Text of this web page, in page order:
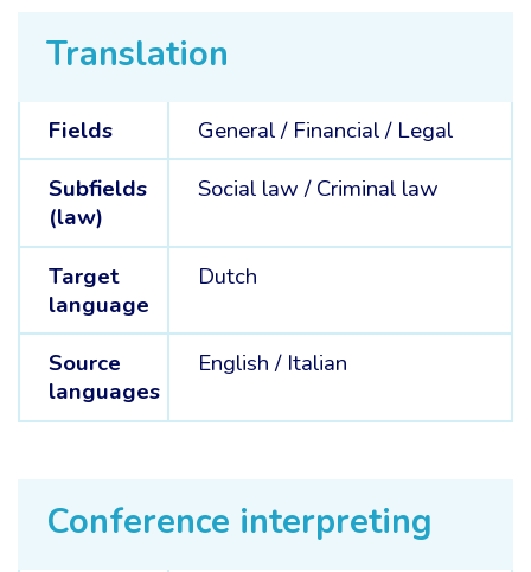
Translation
Fields General / Financial / Legal
Subfields
(law)
Social law /Criminal law
Target
language
Dutch
Source
languages
English / Italian
Conference interpreting